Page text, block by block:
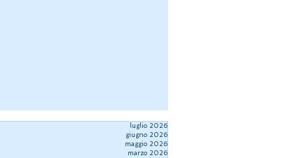
luglio 2026
giugno 2026
maggio 2026
marzo 2026